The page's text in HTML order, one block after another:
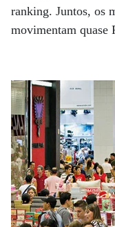
ranking. Juntos, os
movimentam quase